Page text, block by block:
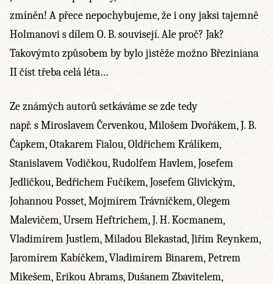
zmíněn! A přece nepochybujeme, že i ony jaksi tajemně
Holmanovi s dílem O. B. souvisejí. Ale proč? Jak?
Takovýmto způsobem by bylo jistěže možno Březiniana
II číst třeba celá léta…
Ze známých autorů setkáváme se zde tedy
např. s Miroslavem Červenkou, Milošem Dvořákem, J. B.
Čapkem, Otakarem Fialou, Oldřichem Králíkem,
Stanislavem Vodičkou, Rudolfem Havlem, Josefem
Jedličkou, Bedřichem Fučíkem, Josefem Glivickým,
Johannou Posset, Mojmírem Trávníčkem, Olegem
Malevičem, Ursem Heftrichem, J. H. Kocmanem,
Vladimírem Justlem, Miladou Blekastad, Jiřím Reynkem,
Jaromírem Kabíčkem, Vladimírem Binarem, Petrem
Mikešem, Erikou Abrams, Dušanem Zbavitelem,